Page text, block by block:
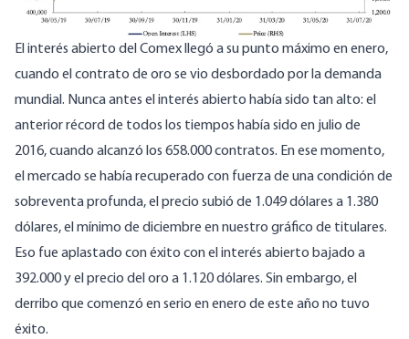
El interés abierto del Comex llegó a su punto máximo en enero,
cuando el contrato de oro se vio desbordado por la demanda
mundial. Nunca antes el interés abierto había sido tan alto: el
anterior récord de todos los tiempos había sido en julio de
2016, cuando alcanzó los 658.000 contratos. En ese momento,
el mercado se había recuperado con fuerza de una condición de
sobreventa profunda, el precio subió de 1.049 dólares a 1.380
dólares, el mínimo de diciembre en nuestro gráfico de titulares.
Eso fue aplastado con éxito con el interés abierto bajado a
392.000 y el precio del oro a 1.120 dólares. Sin embargo, el
derribo que comenzó en serio en enero de este año no tuvo
éxito.